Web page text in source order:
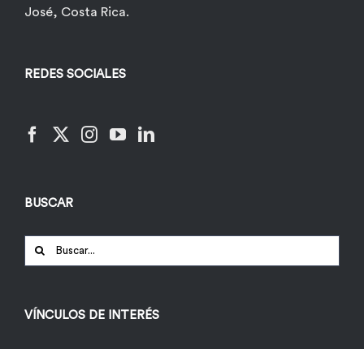
José, Costa Rica.
REDES SOCIALES
BUSCAR
Buscar:
VÍNCULOS DE INTERÉS